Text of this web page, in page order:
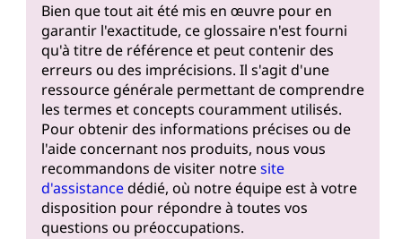
Bien que tout ait été mis en œuvre pour en
garantir l'exactitude, ce glossaire n'est fourni
qu'à titre de référence et peut contenir des
erreurs ou des imprécisions. Il s'agit d'une
ressource générale permettant de comprendre
les termes et concepts couramment utilisés.
Pour obtenir des informations précises ou de
l'aide concernant nos produits, nous vous
recommandons de visiter notresite
d'assistancedédié, où notre équipe est à votre
disposition pour répondre à toutes vos
questions ou préoccupations.